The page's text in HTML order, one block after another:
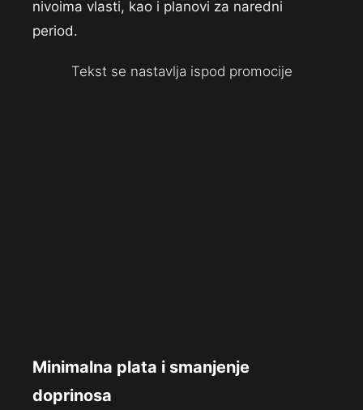
nivoima vlasti, kao i planovi za naredni
period.
Tekst se nastavlja ispod promocije
Minimalna plata i smanjenje
doprinosa